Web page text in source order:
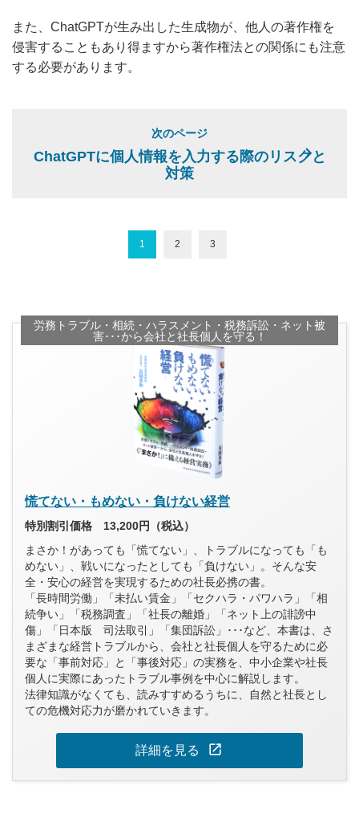
また、ChatGPTが生み出した生成物が、他人の著作権を
侵害することもあり得ますから著作権法との関係にも注意
する必要があります。
次のページ
ChatGPTに個人情報を入力する際のリスクと
対策
1 2 3
労務トラブル・相続・ハラスメント・税務訴訟・ネット被
害･･･から会社と社長個人を守る！
慌てない・もめない・負けない経営
特別割引価格 13,200円（税込）
まさか！があっても「慌てない」、トラブルになっても「も
めない」、戦いになったとしても「負けない」。そんな安
全・安心の経営を実現するための社長必携の書。
「長時間労働」「未払い賃金」「セクハラ・パワハラ」「相
続争い」「税務調査」「社長の離婚」「ネット上の誹謗中
傷」「日本版 司法取引」「集団訴訟」･･･など、本書は、さ
まざまな経営トラブルから、会社と社長個人を守るために必
要な「事前対応」と「事後対応」の実務を、中小企業や社長
個人に実際にあったトラブル事例を中心に解説します。
法律知識がなくても、読みすすめるうちに、自然と社長とし
ての危機対応力が磨かれていきます。
詳細を見る open_in_new